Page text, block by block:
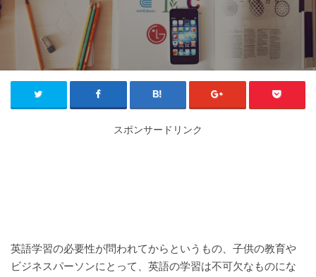
スポンサードリンク
英語学習の必要性が問われてからというもの、子供の教育や
ビジネスパーソンにとって、英語の学習は不可欠なものにな